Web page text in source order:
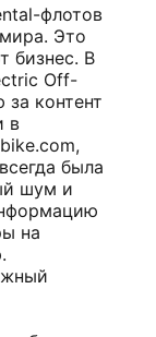
флотов
Это
бизнес. В
Off-
контент
в
была
шум и
на